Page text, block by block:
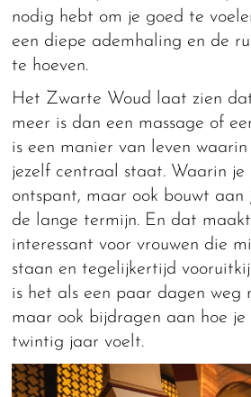
nodig hebt om je goed te
een diepe ademhaling en de
te hoeven.
Het Zwarte Woud laat zien
meer is dan een massage of
is een manier van leven
jezelf centraal staat. Waarin je
ontspant, maar ook bouwt aan
de lange termijn. En dat
interessant voor vrouwen die
staan en tegelijkertijd
is het als een paar dagen weg
maar ook bijdragen aan hoe
twintig jaar voelt.